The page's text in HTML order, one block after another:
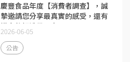
慶豐食品年度【消費者調查】，誠
摯邀請您分享最真實的感受，還有
機會將好禮帶回家。
2026-06-05
公告